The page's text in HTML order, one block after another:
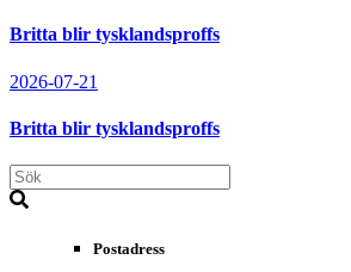
Britta blir tysklandsproffs
2026-07-21
Britta blir tysklandsproffs
Postadress